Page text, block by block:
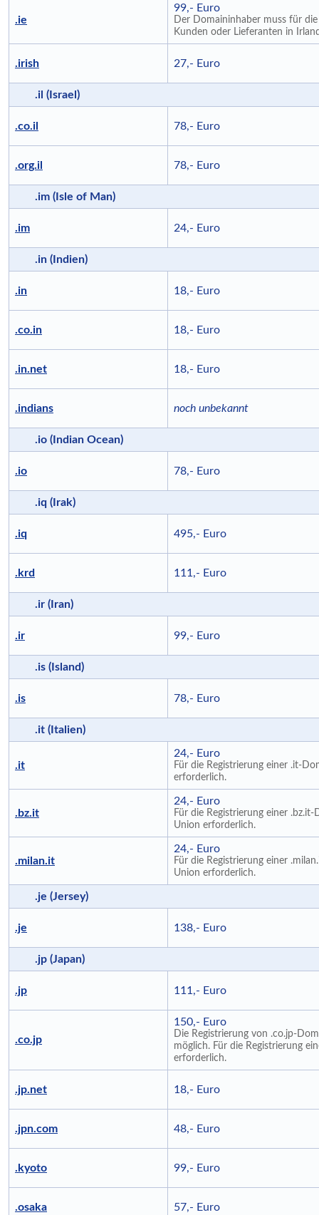
.ie
99,- Euro
Der Domaininhaber muss für
Kunden oder Lieferanten in
.irish 27,- Euro
.il (Israel)
.co.il 78,- Euro
.org.il 78,- Euro
.im (Isle of Man)
.im 24,- Euro
.in (Indien)
.in 18,- Euro
.co.in 18,- Euro
.in.net 18,- Euro
.indians noch unbekannt
.io (Indian Ocean)
.io 78,- Euro
.iq (Irak)
.iq 495,- Euro
.krd 111,- Euro
.ir (Iran)
.ir 99,- Euro
.is (Island)
.is 78,- Euro
.it (Italien)
.it
24,- Euro
Für die Registrierung einer .it-
erforderlich.
.bz.it
24,- Euro
Für die Registrierung einer
Union erforderlich.
.milan.it
24,- Euro
Für die Registrierung einer
Union erforderlich.
.je (Jersey)
.je 138,- Euro
.jp (Japan)
.jp 111,- Euro
.co.jp
150,- Euro
Die Registrierung von .co.jp-
möglich. Für die Registrierung
erforderlich.
.jp.net 18,- Euro
.jpn.com 48,- Euro
.kyoto 99,- Euro
.osaka 57,- Euro